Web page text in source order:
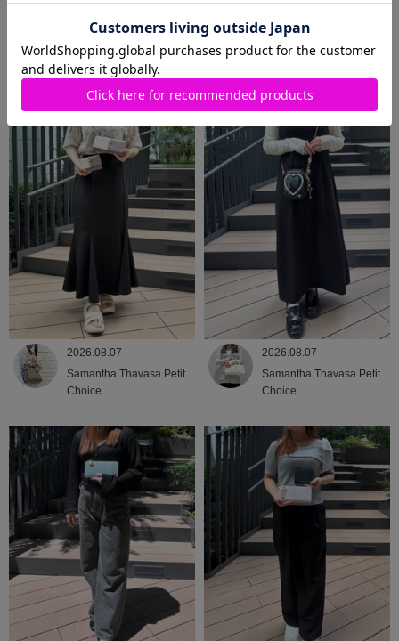
2026.08.08
Samantha Thavasa
2026.08.07
Samantha Thavasa
2026.08.07
Samantha Thavasa Petit
Choice
2026.08.07
Samantha Thavasa Petit
Choice